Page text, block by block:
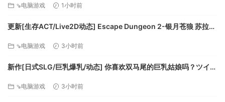
⇘电脑游戏 1小时前
更新[生存ACT/Live2D动态] Escape Dungeon 2-银月苍狼 苏拉尔
+DLC [3.30G][百度]
⇘电脑游戏 3小时前
新作[日式SLG/巨乳爆乳/动态] 你喜欢双马尾的巨乳姑娘吗？ツイン
⇘电脑游戏 3小时前